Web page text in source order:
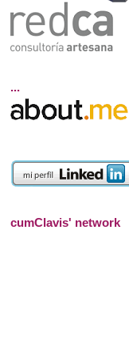
...
cumClavis' network